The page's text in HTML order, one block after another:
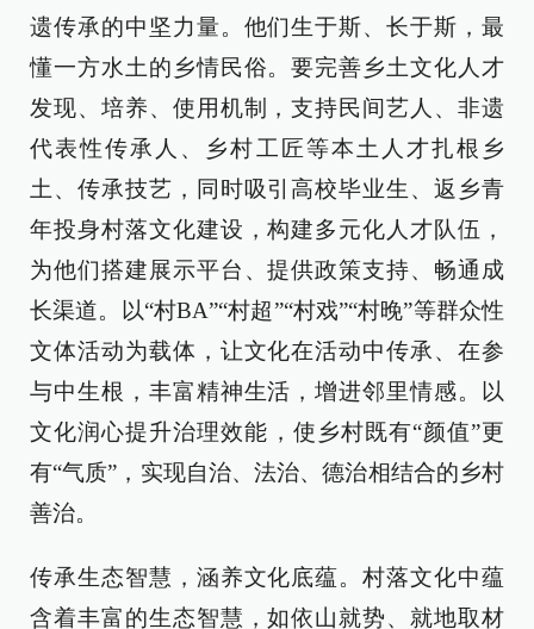
遗传承的中坚力量。他们生于斯、长于斯，最
懂一方水土的乡情民俗。要完善乡土文化人才
发现、培养、使用机制，支持民间艺人、非遗
代表性传承人、乡村工匠等本土人才扎根乡
土、传承技艺，同时吸引高校毕业生、返乡青
年投身村落文化建设，构建多元化人才队伍，
为他们搭建展示平台、提供政策支持、畅通成
长渠道。以“村BA”“村超”“村戏”“村晚”等群众性
文体活动为载体，让文化在活动中传承、在参
与中生根，丰富精神生活，增进邻里情感。以
文化润心提升治理效能，使乡村既有“颜值”更
有“气质”，实现自治、法治、德治相结合的乡村
善治。
传承生态智慧，涵养文化底蕴。村落文化中蕴
含着丰富的生态智慧，如依山就势、就地取材